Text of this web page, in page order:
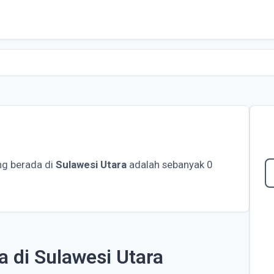
berada di Sulawesi Utara adalah sebanyak 0
di Sulawesi Utara